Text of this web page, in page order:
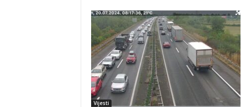
Vijesti